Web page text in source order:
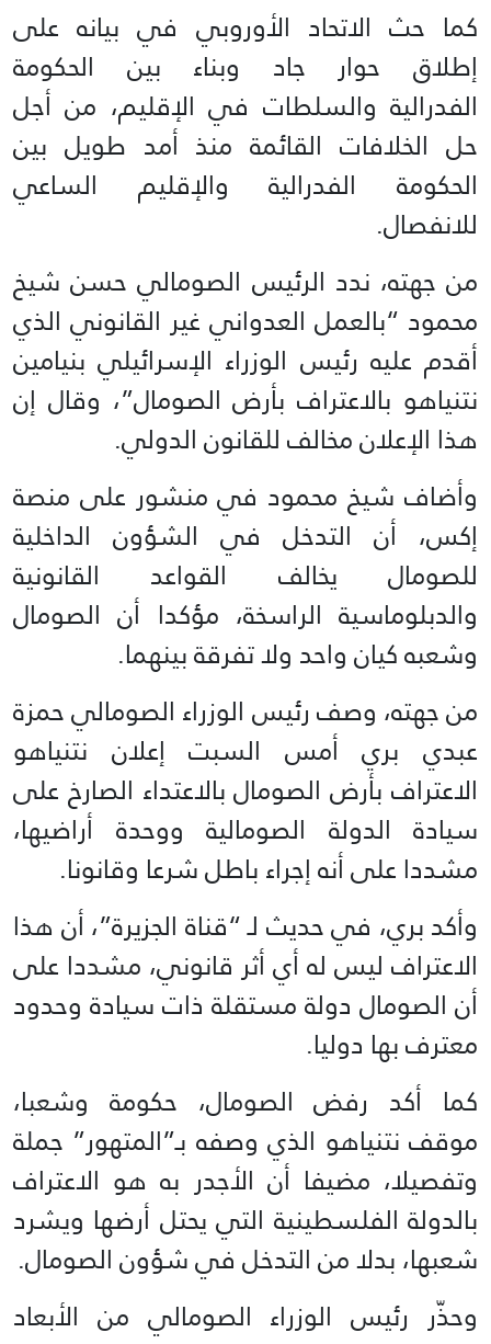
كما حث الاتحاد الأوروبي في بيانه على
إطلاق حوار جاد وبناء بين الحكومة
الفدرالية والسلطات في الإقليم، من أجل
حل الخلافات القائمة منذ أمد طويل بين
الحكومة الفدرالية والإقليم الساعي
للانفصال.
من جهته، ندد الرئيس الصومالي حسن شيخ
محمود “بالعمل العدواني غير القانوني الذي
أقدم عليه رئيس الوزراء الإسرائيلي بنيامين
نتنياهو بالاعتراف بأرض الصومال”، وقال إن
هذا الإعلان مخالف للقانون الدولي.
وأضاف شيخ محمود في منشور على منصة
إكس، أن التدخل في الشؤون الداخلية
للصومال يخالف القواعد القانونية
والدبلوماسية الراسخة، مؤكدا أن الصومال
وشعبه كيان واحد ولا تفرقة بينهما.
من جهته، وصف رئيس الوزراء الصومالي حمزة
عبدي بري أمس السبت إعلان نتنياهو
الاعتراف بأرض الصومال بالاعتداء الصارخ على
سيادة الدولة الصومالية ووحدة أراضيها،
مشددا على أنه إجراء باطل شرعا وقانونا.
وأكد بري، في حديث لـ “قناة الجزيرة”، أن هذا
الاعتراف ليس له أي أثر قانوني، مشددا على
أن الصومال دولة مستقلة ذات سيادة وحدود
معترف بها دوليا.
كما أكد رفض الصومال، حكومة وشعبا،
موقف نتنياهو الذي وصفه بـ”المتهور” جملة
وتفصيلا، مضيفا أن الأجدر به هو الاعتراف
بالدولة الفلسطينية التي يحتل أرضها ويشرد
شعبها، بدلا من التدخل في شؤون الصومال.
وحذّر رئيس الوزراء الصومالي من الأبعاد